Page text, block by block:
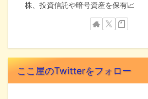
株、投資信託や暗号資産を保有📈
ここ屋のTwitterをフォロー